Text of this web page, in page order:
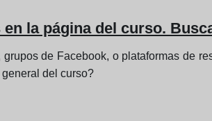
la página del curso.
de Facebook, o plataformas de
del curso?